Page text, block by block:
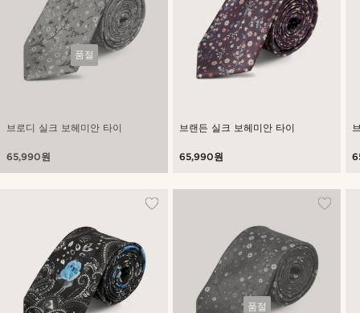
품절
브로디 실크 보헤미안 타이
65,990원
브랜든 실크 보헤미안 타이
65,990원
품절